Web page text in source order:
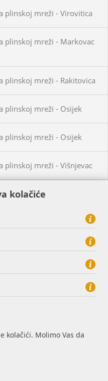
plinskoj mreži - Virovitica
plinskoj mreži - Markovac
plinskoj mreži - Rakitovica
plinskoj mreži - Osijek
plinskoj mreži - Osijek
plinskoj mreži - Višnjevac
mreži -
plinskoj mreži - Šumarina
plinskoj mreži - Korija
plinskoj mreži - Virovitica
mreži - Petrijevci
mreži - Osijek
kolačiće
kolačići. Molimo Vas da